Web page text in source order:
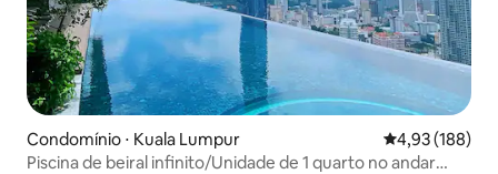
Condomínio ⋅ Kuala Lumpur 4,93 de uma
4,93 (188)
Piscina de beiral infinito/Unidade de 1 quarto no andar